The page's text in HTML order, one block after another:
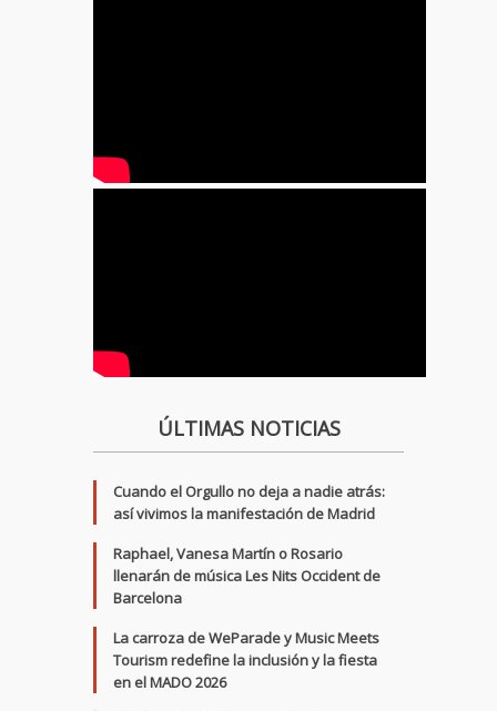
ÚLTIMAS NOTICIAS
Cuando el Orgullo no deja a nadie atrás:
así vivimos la manifestación de Madrid
Raphael, Vanesa Martín o Rosario
llenarán de música Les Nits Occident de
Barcelona
La carroza de WeParade y Music Meets
Tourism redefine la inclusión y la fiesta
en el MADO 2026